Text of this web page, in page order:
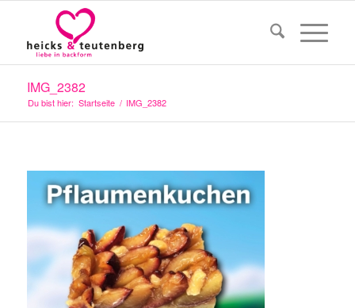
IMG_2382
Du bist hier: Startseite / IMG_2382